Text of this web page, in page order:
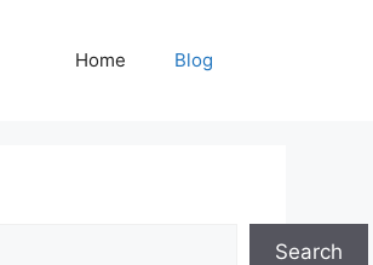
Home Blog
Search